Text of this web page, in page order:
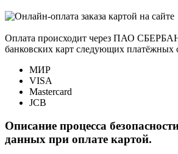
Оплата происходит через ПАО
банковских карт следующих платёжных
МИР
VISA
Mastercard
JCB
Описание процесса
данных при оплате картой.